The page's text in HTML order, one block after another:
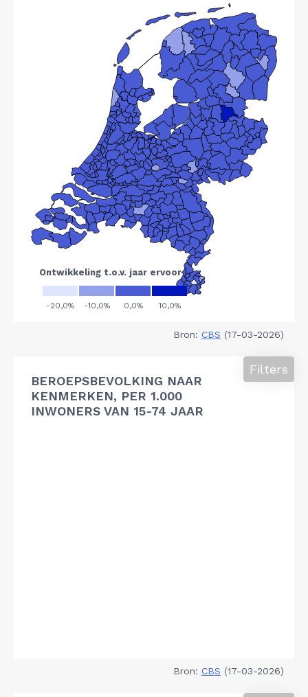
Bron: CBS (17-03-2026)
BEROEPSBEVOLKING NAAR
KENMERKEN, PER 1.000
INWONERS VAN 15-74 JAAR
Filters
Bron: CBS (17-03-2026)